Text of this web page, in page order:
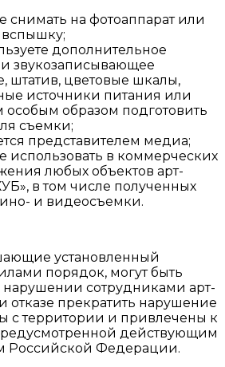
снимать на фотоаппарат или
вспышку;
дополнительное
звукозаписывающее
штатив, цветовые шкалы,
источники питания или
особым образом подготовить
съемки;
представителем медиа;
использовать в коммерческих
любых объектов арт-
в том числе полученных
и видеосъемки.
установленный
порядок, могут быть
сотрудниками арт-
отказе прекратить нарушение
с территории и привлечены к
действующим
Российской Федерации.